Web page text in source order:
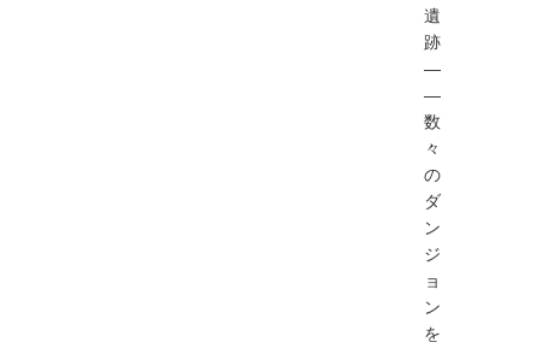
遺
跡
―
―
数
々
の
ダ
ン
ジ
ョ
ン
を